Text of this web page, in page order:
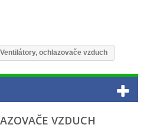
Ventilátory, ochlazovače vzduch
VZDUCH